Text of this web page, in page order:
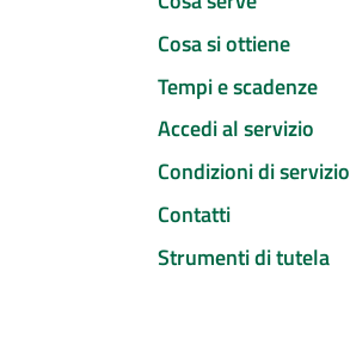
Cosa si ottiene
Tempi e scadenze
Accedi al servizio
Condizioni di servizio
Contatti
Strumenti di tutela